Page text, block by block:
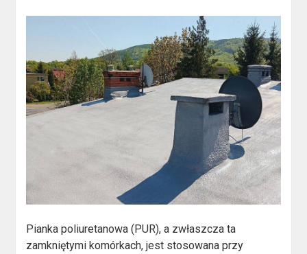
Pianka poliuretanowa (PUR), a zwłaszcza ta
zamkniętymi komórkach, jest stosowana przy